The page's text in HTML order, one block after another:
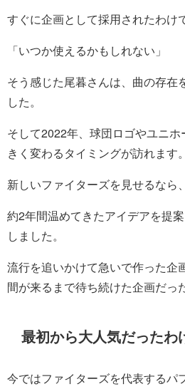
すぐに企画として採用されたわけ
「いつか使えるかもしれない」
そう感じた尾暮さんは、曲の存在
した。
そして2022年、球団ロゴやユニ
きく変わるタイミングが訪れます。
新しいファイターズを見せるなら
約2年間温めてきたアイデアを提
しました。
流行を追いかけて急いで作った企
間が来るまで待ち続けた企画だっ
最初から大人気だったわ
今ではファイターズを代表するパ